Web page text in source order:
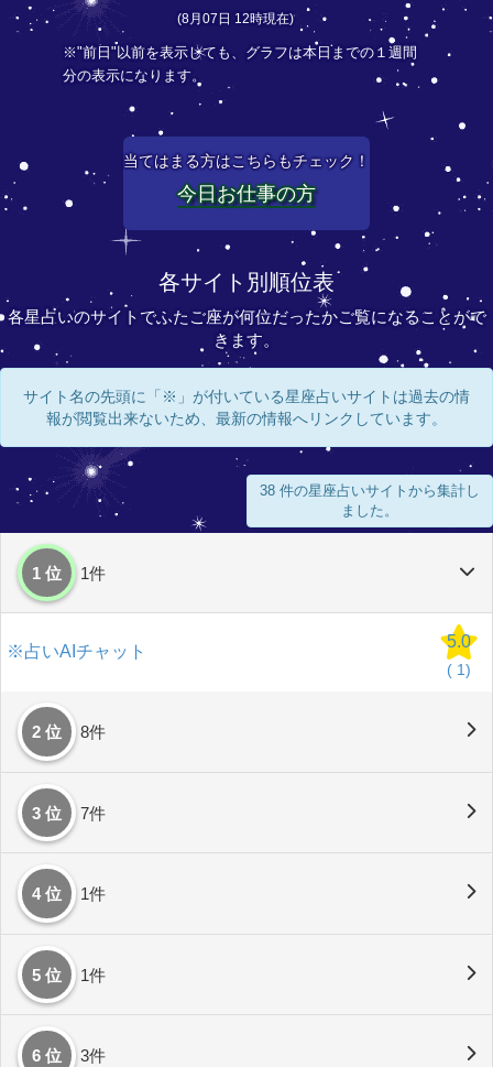
(8月07日 12時現在)
※"前日"以前を表示しても、グラフは本日までの１週間
分の表示になります。
当てはまる方はこちらもチェック！
今日お仕事の方
各サイト別順位表
各星占いのサイトでふたご座が何位だったかご覧になることがで
きます。
サイト名の先頭に「※」が付いている星座占いサイトは過去の情
報が閲覧出来ないため、最新の情報へリンクしています。
38 件の星座占いサイトから集計し
ました。
1 位 1件
※占いAIチャット
5.0
( 1)
2 位 8件
3 位 7件
4 位 1件
5 位 1件
6 位 3件